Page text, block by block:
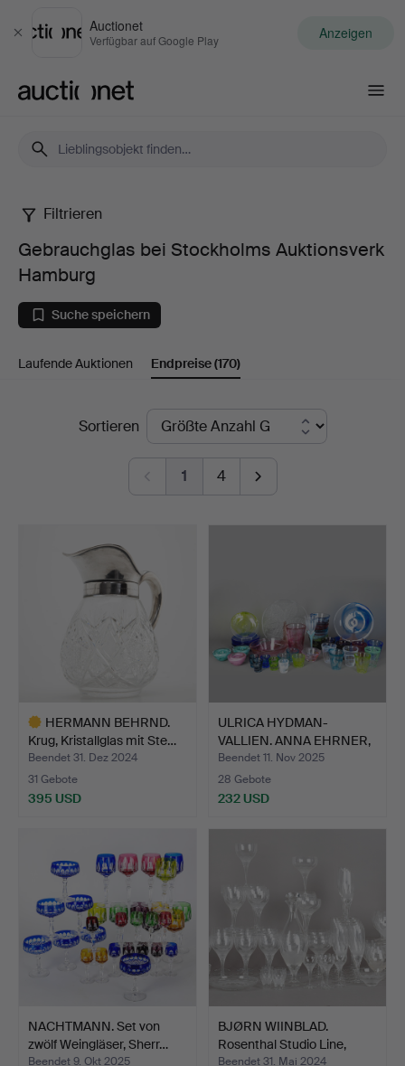
Schließen
Auctionet
Verfügbar auf Google Play Anzeigen
Gebrauchglas
bei
Stockholms
Auktionsverk
Filtrieren
Gebrauchglas bei Stockholms Auktionsverk
Hamburg
Suche speichern
Laufende Auktionen Endpreise(170)
EndpreiseSortieren
1 4
HERMANN BEHRND.
Krug, Kristallglas mit Ste…
Beendet 31. Dez 2024
31 Gebote
395 USD
ULRICA HYDMAN-
VALLIEN. ANNA EHRNER,
ANN WÄ…
Beendet 11. Nov 2025
28 Gebote
232 USD
NACHTMANN. Set von
zwölf Weingläser, Sherr…
Beendet 9. Okt 2025
BJØRN WIINBLAD.
Rosenthal Studio Line,
Gla…
Beendet 31. Mai 2024